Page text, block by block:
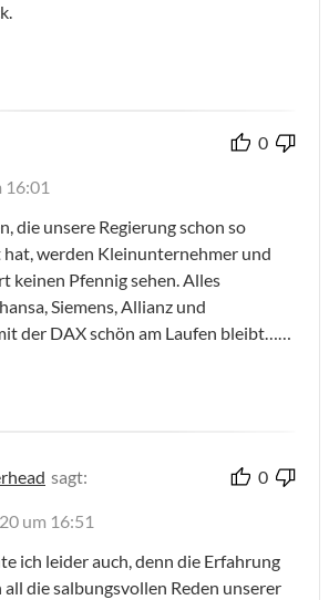
0
16:01
die unsere Regierung schon so
werden Kleinunternehmer und
keinen Pfennig sehen. Alles
Siemens, Allianz und
der DAX schön am Laufen bleibt……
sagt: 0
um 16:51
ich leider auch, denn die Erfahrung
all die salbungsvollen Reden unserer